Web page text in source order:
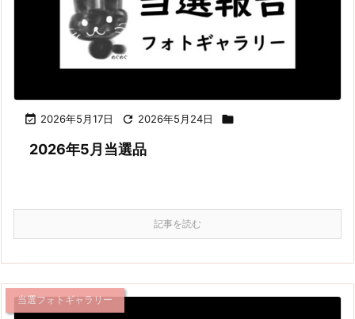
 2026年5月17日  2026年5月24日 
2026年5月当選品
記事を読む
当選フォトギャラリー